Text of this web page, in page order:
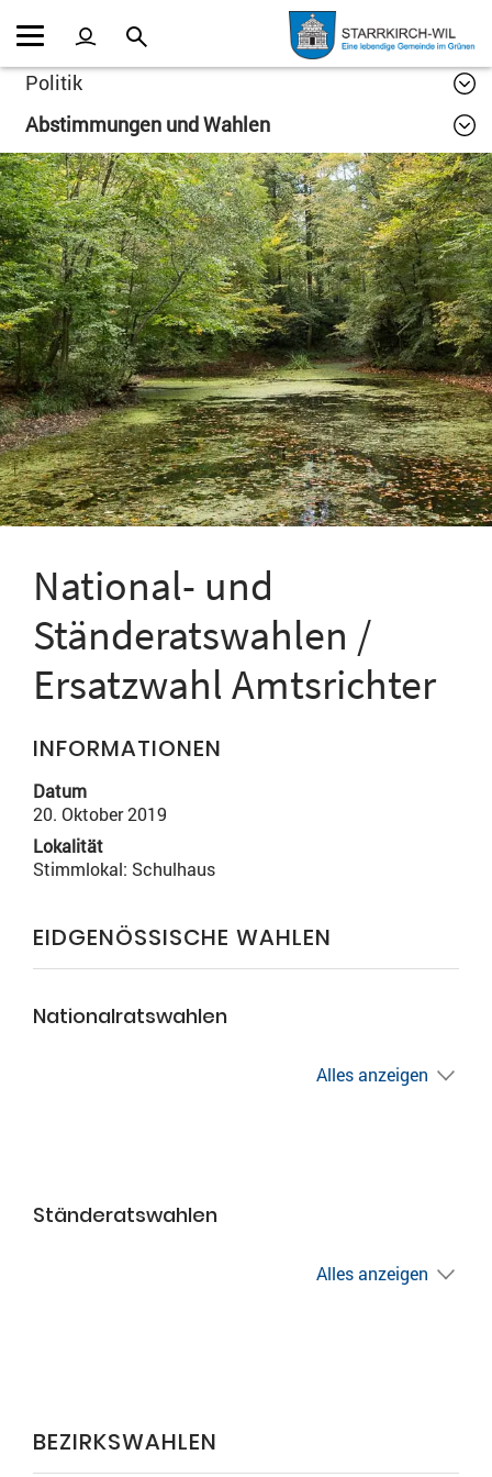
Kopfzeile
Inhalt
Politik
Abstimmungen und Wahlen
National- und
Ständeratswahlen /
Ersatzwahl Amtsrichter
INFORMATIONEN
Datum
20. Oktober 2019
Lokalität
Stimmlokal: Schulhaus
EIDGENÖSSISCHE WAHLEN
Nationalratswahlen
Alles anzeigen
Ständeratswahlen
Alles anzeigen
BEZIRKSWAHLEN